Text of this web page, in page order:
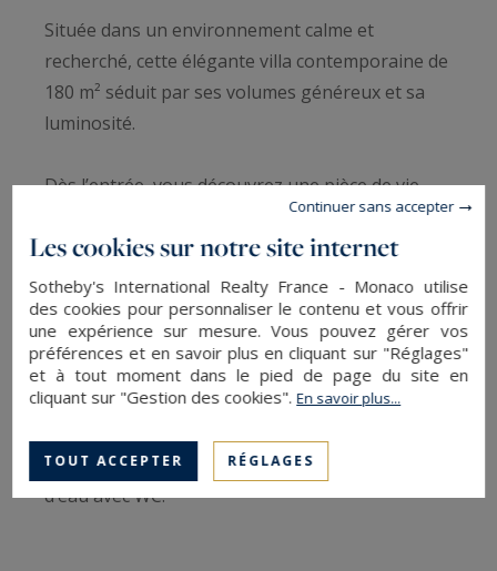
Située dans un environnement calme et
recherché, cette élégante villa contemporaine de
180 m² séduit par ses volumes généreux et sa
luminosité.
Dès l’entrée, vous découvrez une pièce de vie
spacieuse et baignée de lumière, ouverte sur
l’extérieur, offrant un cadre de vie convivial et
moderne.
Le rez-de-chaussée accueille deux belles suites
parentales, garantissant confort et intimité.
chambres supplémentaires ainsi que d’une salle
d’eau avec WC.
Les cookies sur notre site internet
Sotheby's International Realty France - Monaco utilise
des cookies pour personnaliser le contenu et vous offrir
une expérience sur mesure. Vous pouvez gérer vos
préférences et en savoir plus en cliquant sur "Réglages"
et à tout moment dans le pied de page du site en
cliquant sur "Gestion des cookies".En savoir plus...
TOUT ACCEPTER RÉGLAGES
Continuer sans accepter